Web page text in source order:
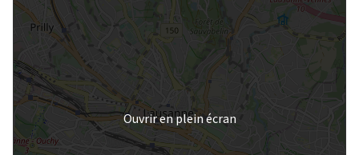
Ouvrir en plein écran